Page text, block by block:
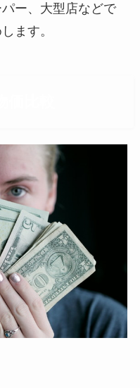
ー、大型店などで
ます。